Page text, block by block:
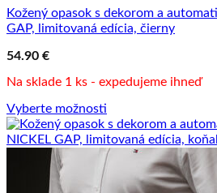
vybrať
na
stránke
produktu.
Kožený opasok s dekorom a
GAP, limitovaná edícia, čierny
54.90 €
Na sklade 1 ks - expedujeme ihneď
Vyberte možnosti